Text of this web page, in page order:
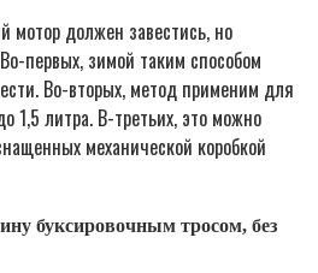
мотор должен завестись, но
первых, зимой таким способом
Во-вторых, метод применим для
1,5 литра. В-третьих, это можно
механической коробкой
буксировочным тросом, без